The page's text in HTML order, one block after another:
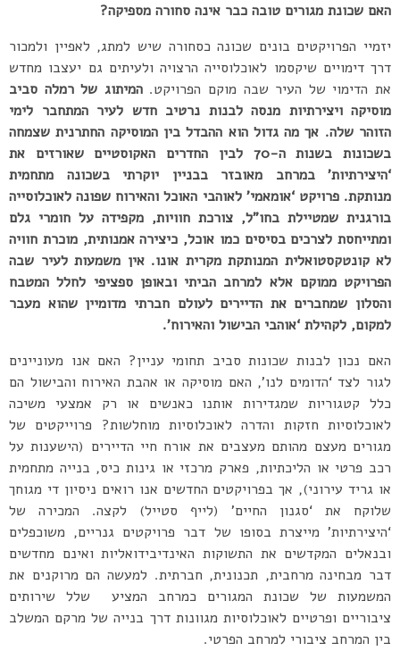
האם שכונת מגורים טובה כבר אינה סחורה מספיקה?
יזמיי הפרויקטים בונים שכונה כסחורה שיש למתג, לאפיין ולמכור
דרך דימויים שיקסמו לאוכלוסייה הרצויה ולעיתים גם יעצבו מחדש
את הדימוי של העיר שבה מוקם הפרויקט.המיתוג של רמלה סביב
מוסיקה ויצירתיות מנסה לבנות נרטיב חדש לעיר המתחבר לימי
הזוהר שלה. אך מה גדול הוא ההבדל בין המוסיקה החתרנית שצמחה
בשכונות בשנות ה-70 לבין החדרים האקוסטיים שאורזים את
‘היצירתיות’ במרחב מאובזר בבניין יוקרתי בשכונה מתחמית
מנותקת. פרויקט ‘אומאמי’ לאוהבי האוכל והאירוח שפונה לאוכלוסייה
בורגנית שמטיילת בחו”ל, צורכת חוויות, מקפידה על חומרי גלם
ומתייחסת לצרכים בסיסים כמו אוכל, כיצירה אמנותית, מוכרת חוויה
לא קונטקסטואלית המנותקת מקרית אונו. אין משמעות לעיר שבה
הפרויקט ממוקם אלא למרחב הביתי ובאופן ספציפי לחלל המטבח
והסלון שמחברים את הדיירים לעולם חברתי מדומיין שהוא מעבר
למקום, לקהילת ‘אוהבי הבישול והאירוח’.
האם נכון לבנות שכונות סביב תחומי עניין? האם אנו מעוניינים
לגור לצד ‘הדומים לנו’, האם מוסיקה או אהבת האירוח והבישול הם
כלל קטגוריות שמגדירות אותנו כאנשים או רק אמצעי משיכה
לאוכלוסיות חזקות והדרה לאוכלוסיות מוחלשות? פרוייקטים של
מגורים מעצם מהותם מעצבים את אורח חיי הדיירים (הישענות על
רכב פרטי או הליכתיות, פארק מרכזי או גינות כיס, בנייה מתחמית
או גריד עירוני), אך בפרויקטים החדשים אנו רואים ניסיון די מגוחך
שלוקח את ‘סגנון החיים’ (לייף סטייל) לקצה. המכירה של
‘היצירתיות’ מייצרת בסופו של דבר פרויקטים גנריים, משוכפלים
ובנאלים המקדשים את התשוקות האינדיבידואליות ואינם מחדשים
דבר מבחינה מרחבית, תכנונית, חברתית. למעשה הם מרוקנים את
המשמעות של שכונת המגורים כמרחב המציע שלל שירותים
ציבוריים ופרטיים לאוכלוסיות מגוונות דרך בנייה של מרקם המשלב
בין המרחב ציבורי למרחב הפרטי.